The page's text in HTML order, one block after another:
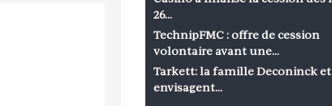
26…
TechnipFMC : offre de cession
volontaire avant une…
Tarkett: la famille Deconinck
envisagent…